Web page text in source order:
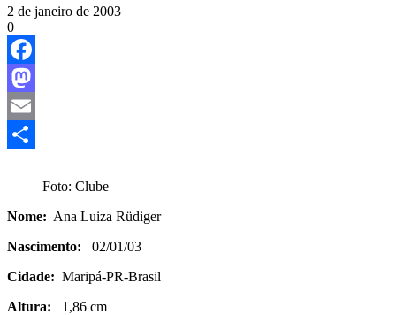
2 de janeiro de 2003
0
Facebook
Mastodon
Email
Foto: Clube
Nome: Ana Luiza Rüdiger
Nascimento: 02/01/03
Cidade: Maripá-PR-Brasil
Altura: 1,86 cm